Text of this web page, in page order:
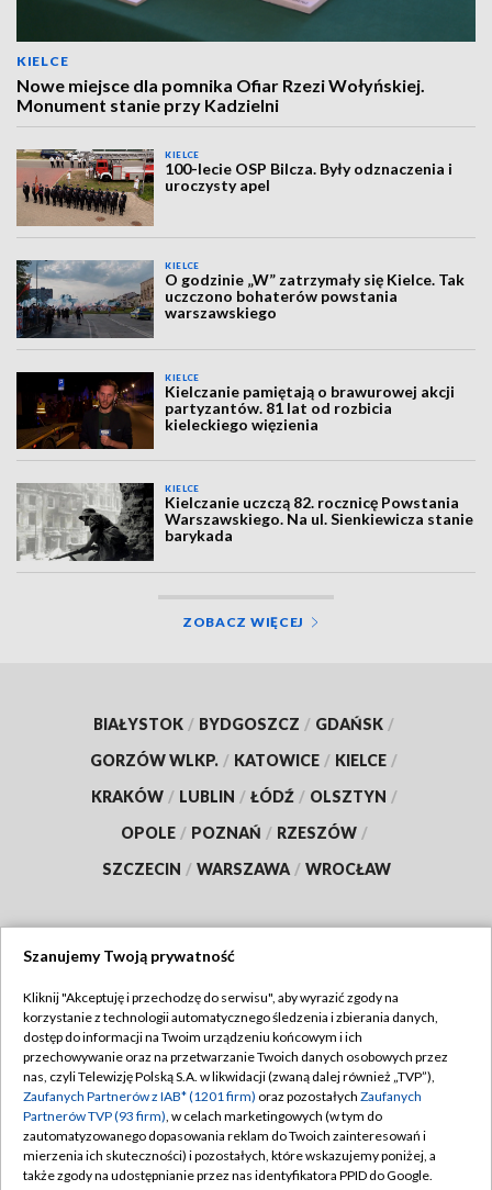
KIELCE
Nowe miejsce dla pomnika Ofiar Rzezi Wołyńskiej.
Monument stanie przy Kadzielni
KIELCE
100-lecie OSP Bilcza. Były odznaczenia i
uroczysty apel
KIELCE
O godzinie „W” zatrzymały się Kielce. Tak
uczczono bohaterów powstania
warszawskiego
KIELCE
Kielczanie pamiętają o brawurowej akcji
partyzantów. 81 lat od rozbicia
kieleckiego więzienia
KIELCE
Kielczanie uczczą 82. rocznicę Powstania
Warszawskiego. Na ul. Sienkiewicza stanie
barykada
ZOBACZ WIĘCEJ
BIAŁYSTOK / BYDGOSZCZ / GDAŃSK /
GORZÓW WLKP. / KATOWICE / KIELCE /
KRAKÓW / LUBLIN / ŁÓDŹ / OLSZTYN /
OPOLE / POZNAŃ / RZESZÓW /
SZCZECIN / WARSZAWA / WROCŁAW
TVP
Abonament TVP
Emisja w TVP
Centrum informacji TVP
Naziemna Telewizja Cyfrowa
Regulamin TVP
Polityka prywatności
Moje zgody
Pomoc
Szanujemy Twoją prywatność
Kliknij "Akceptuję i przechodzę do serwisu", aby wyrazić zgody na
korzystanie z technologii automatycznego śledzenia i zbierania danych,
dostęp do informacji na Twoim urządzeniu końcowym i ich
przechowywanie oraz na przetwarzanie Twoich danych osobowych przez
nas, czyli Telewizję Polską S.A. w likwidacji (zwaną dalej również „TVP”),
Zaufanych Partnerów z IAB* (1201 firm) oraz pozostałych Zaufanych
Partnerów TVP (93 firm), w celach marketingowych (w tym do
zautomatyzowanego dopasowania reklam do Twoich zainteresowań i
mierzenia ich skuteczności) i pozostałych, które wskazujemy poniżej, a
także zgody na udostępnianie przez nas identyfikatora PPID do Google.